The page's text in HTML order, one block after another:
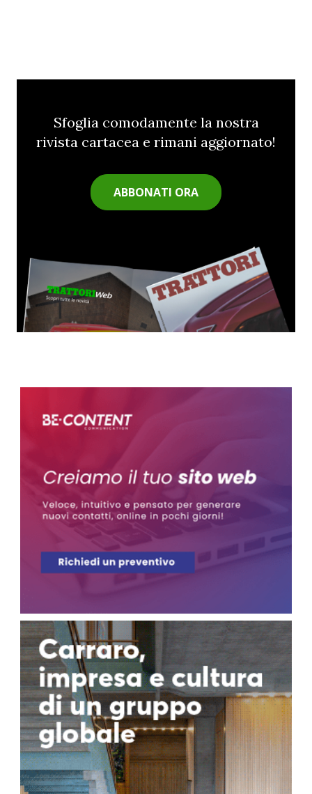
Sfoglia comodamente la nostra
rivista cartacea e rimani aggiornato!
ABBONATI ORA